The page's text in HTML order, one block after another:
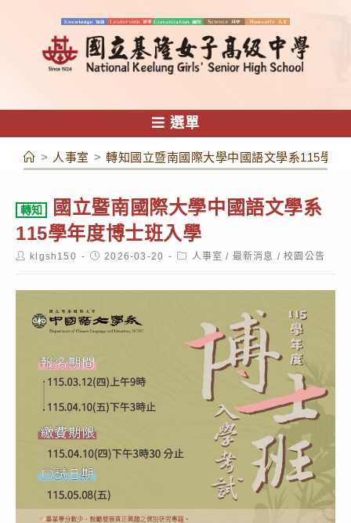
容
選單
> 人事室 > 轉知國立暨南國際大學中國語文學系115學年
轉知
國立暨南國際大學中國語文學系
115學年度博士班入學
Postklgsh150
Post2026-03-20
Post人事室 / 最新消息 / 校園公告